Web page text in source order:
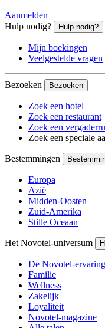
Aanmelden
Hulp nodig?
Hulp nodig?
Mijn boekingen
Veelgestelde vragen
Bezoeken Bezoeken
Zoek een hotel
Zoek een restaurant
Zoek een
Zoek een speciale
Bestemmingen
Europa
Azië
Midden-Oosten
Zuid-Amerika
Stille Oceaan
Het Novotel-universum
De Novotel-ervaring
Familie
Wellness
Zakelijk
Loyaliteit
Novotel-magazine